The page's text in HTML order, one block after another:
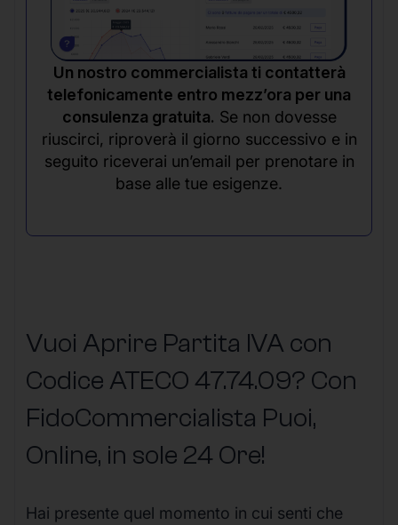
Un nostro commercialista ti contatterà
telefonicamente entro mezz’ora per una
consulenza gratuita. Se non dovesse
riuscirci, riproverà il giorno successivo e in
seguito riceverai un’email per prenotare in
base alle tue esigenze.
Vuoi Aprire Partita IVA con
Codice ATECO 47.74.09? Con
FidoCommercialista Puoi,
Online, in sole 24 Ore!
Hai presente quel momento in cui senti che